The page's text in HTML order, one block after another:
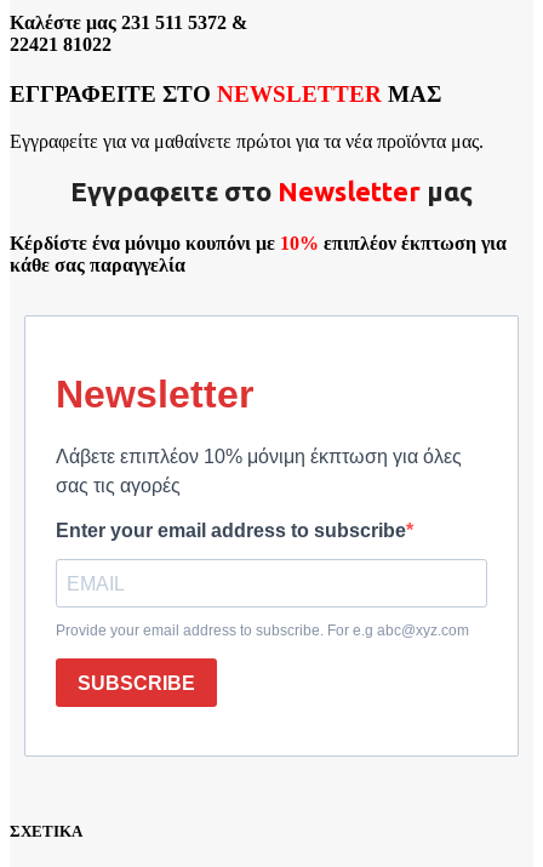
Καλέστε μας 231 511 5372 &
22421 81022
ΕΓΓΡΑΦΕΙΤΕ ΣΤΟ NEWSLETTER ΜΑΣ
Εγγραφείτε για να μαθαίνετε πρώτοι για τα νέα προϊόντα μας.
Εγγραφειτε στο Νewsletter μας
Κέρδίστε ένα μόνιμο κουπόνι με 10% επιπλέον έκπτωση για
κάθε σας παραγγελία
Newsletter
Λάβετε επιπλέον 10% μόνιμη έκπτωση για όλες
σας τις αγορές
Enter your email address to subscribe
Provide your email address to subscribe. For e.g abc@xyz.com
SUBSCRIBE
ΣΧΕΤΙΚΑ